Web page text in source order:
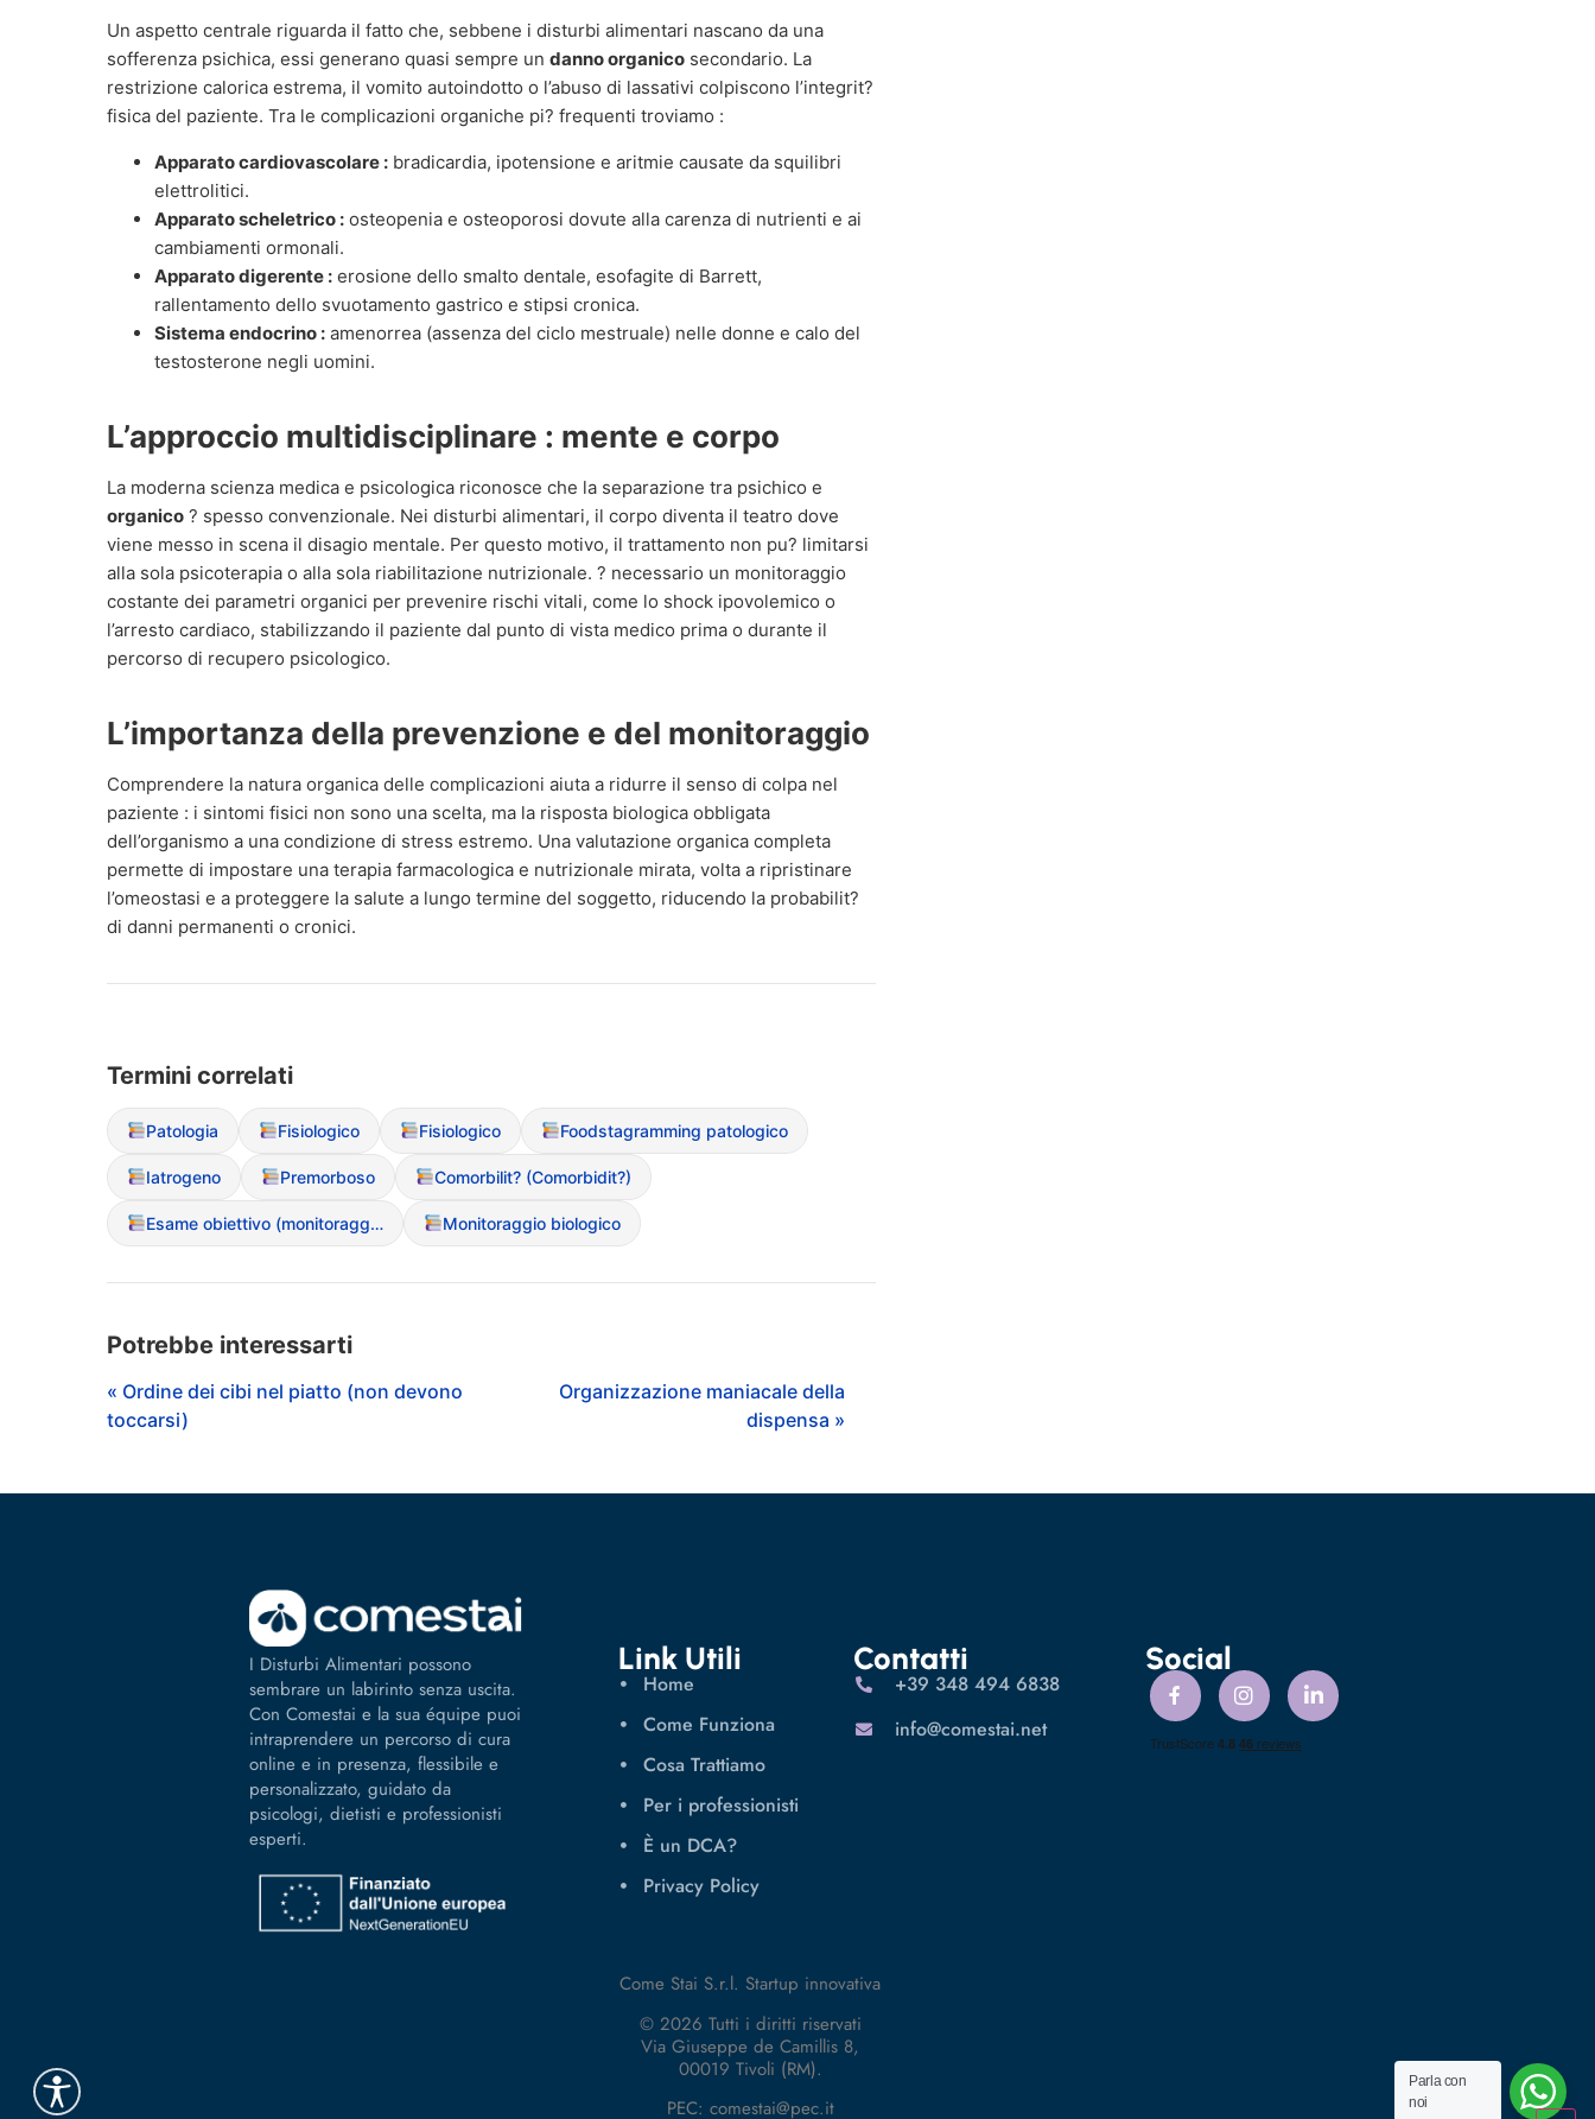
Un aspetto centrale riguarda il fatto che, sebbene i disturbi alimentari nascano da una
sofferenza psichica, essi generano quasi sempre un danno organico secondario. La
restrizione calorica estrema, il vomito autoindotto o l’abuso di lassativi colpiscono l’integrit?
fisica del paziente. Tra le complicazioni organiche pi? frequenti troviamo :
Apparato cardiovascolare : bradicardia, ipotensione e aritmie causate da squilibri
elettrolitici.
Apparato scheletrico : osteopenia e osteoporosi dovute alla carenza di nutrienti e ai
cambiamenti ormonali.
Apparato digerente : erosione dello smalto dentale, esofagite di Barrett,
rallentamento dello svuotamento gastrico e stipsi cronica.
Sistema endocrino : amenorrea (assenza del ciclo mestruale) nelle donne e calo del
testosterone negli uomini.
L’approccio multidisciplinare : mente e corpo
La moderna scienza medica e psicologica riconosce che la separazione tra psichico e
organico ? spesso convenzionale. Nei disturbi alimentari, il corpo diventa il teatro dove
viene messo in scena il disagio mentale. Per questo motivo, il trattamento non pu? limitarsi
alla sola psicoterapia o alla sola riabilitazione nutrizionale. ? necessario un monitoraggio
costante dei parametri organici per prevenire rischi vitali, come lo shock ipovolemico o
l’arresto cardiaco, stabilizzando il paziente dal punto di vista medico prima o durante il
percorso di recupero psicologico.
L’importanza della prevenzione e del monitoraggio
Comprendere la natura organica delle complicazioni aiuta a ridurre il senso di colpa nel
paziente : i sintomi fisici non sono una scelta, ma la risposta biologica obbligata
dell’organismo a una condizione di stress estremo. Una valutazione organica completa
permette di impostare una terapia farmacologica e nutrizionale mirata, volta a ripristinare
l’omeostasi e a proteggere la salute a lungo termine del soggetto, riducendo la probabilit?
di danni permanenti o cronici.
Termini correlati
Patologia Fisiologico Fisiologico Foodstagramming patologico
Iatrogeno Premorboso Comorbilit? (Comorbidit?)
Esame obiettivo (monitoraggio fisico) Monitoraggio biologico
Potrebbe interessarti
« Ordine dei cibi nel piatto (non devono
toccarsi)
Organizzazione maniacale della
dispensa »
I Disturbi Alimentari possono
sembrare un labirinto senza uscita.
Con Comestai e la sua équipe puoi
intraprendere un percorso di cura
online e in presenza, flessibile e
personalizzato, guidato da
psicologi, dietisti e professionisti
esperti.
Link Utili
Home
Come Funziona
Cosa Trattiamo
Per i professionisti
È un DCA?
Privacy Policy
Contatti
‪+39 348 494 6838
info@comestai.net
Social
Come Stai S.r.l. Startup innovativa
© 2026 Tutti i diritti riservati
Via Giuseppe de Camillis 8,
00019 Tivoli (RM).
PEC: comestai@pec.it
Parla con
noi